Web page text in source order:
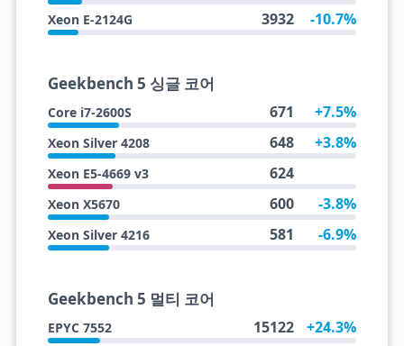
Xeon E-2124G 3932 -10.7%
Geekbench 5 싱글 코어
Core i7-2600S 671 +7.5%
Xeon Silver 4208 648 +3.8%
Xeon E5-4669 v3 624
Xeon X5670 600 -3.8%
Xeon Silver 4216 581 -6.9%
Geekbench 5 멀티 코어
EPYC 7552 15122 +24.3%